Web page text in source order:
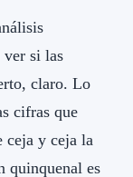
ver si las
claro. Lo
cifras que
ceja y ceja la
quinquenal es